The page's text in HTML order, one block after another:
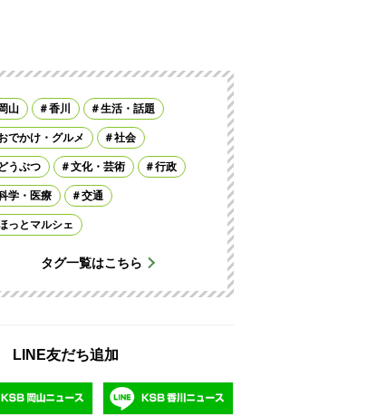
岡山 香川 生活・話題
でかけ・グルメ 社会
どうぶつ 文化・芸術 行政
学・医療 交通
っとマルシェ
タグ一覧はこちら
LINE友だち追加